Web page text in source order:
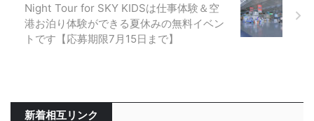
Night Tour for SKY KIDSは仕事体験＆空
港お泊り体験ができる夏休みの無料イベン
トです【応募期限7月15日まで】
新着相互リンク